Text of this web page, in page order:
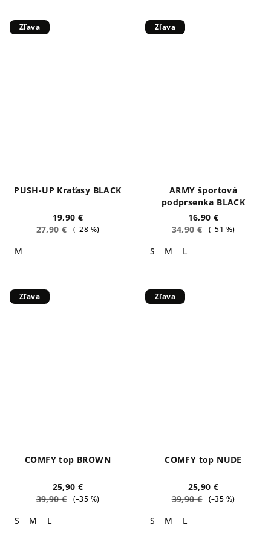
Zľava
PUSH-UP Kraťasy BLACK
19,90 €
27,90 €
(–28 %)
M
Zľava
ARMY športová
podprsenka BLACK
16,90 €
34,90 €
(–51 %)
S M L
Zľava
COMFY top BROWN
25,90 €
39,90 €
(–35 %)
S M L
Zľava
COMFY top NUDE
25,90 €
39,90 €
(–35 %)
S M L